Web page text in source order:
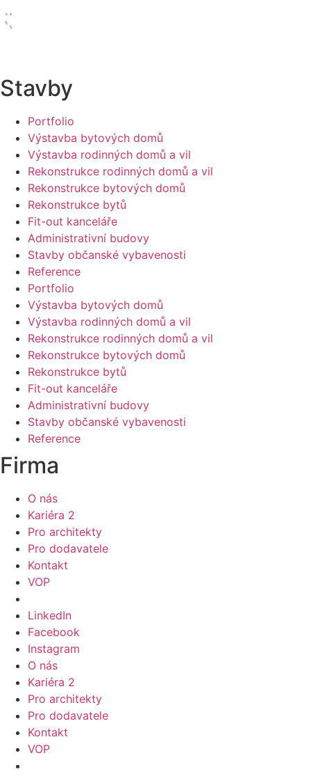
Stavby
Portfolio
Výstavba bytových domů
Výstavba rodinných domů a vil
Rekonstrukce rodinných domů a vil
Rekonstrukce bytových domů
Rekonstrukce bytů
Fit-out kanceláře
Administrativní budovy
Stavby občanské vybavenosti
Reference
Portfolio
Výstavba bytových domů
Výstavba rodinných domů a vil
Rekonstrukce rodinných domů a vil
Rekonstrukce bytových domů
Rekonstrukce bytů
Fit-out kanceláře
Administrativní budovy
Stavby občanské vybavenosti
Reference
Firma
O nás
Kariéra 2
Pro architekty
Pro dodavatele
Kontakt
VOP
LinkedIn
Facebook
Instagram
O nás
Kariéra 2
Pro architekty
Pro dodavatele
Kontakt
VOP